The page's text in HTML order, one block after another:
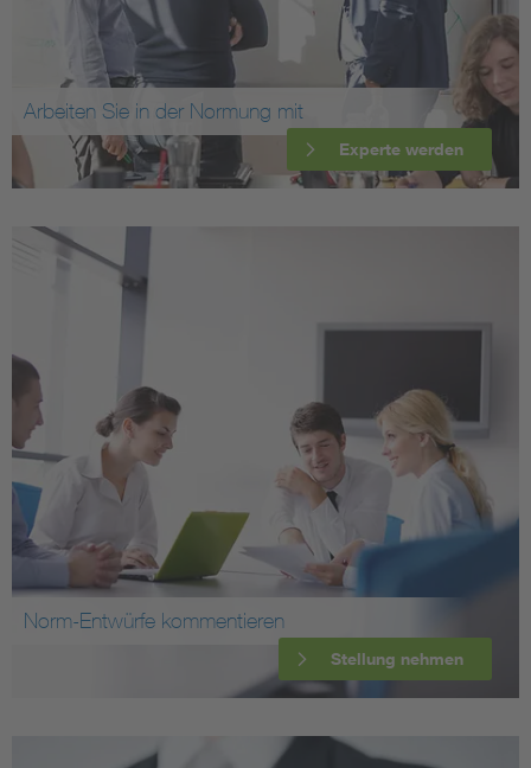
Arbeiten Sie in der Normung mit
Experte werden
Norm-Entwürfe kommentieren
Stellung nehmen